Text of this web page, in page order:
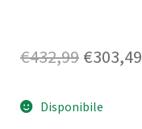
€432,99 Il
originale
€303,49
Disponibile